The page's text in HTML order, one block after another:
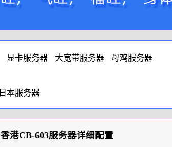
显卡服务器 大宽带服务器
母鸡服务器
日本服务器
香港CB-603服务器详细配置